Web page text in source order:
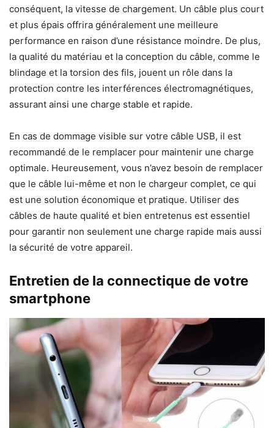
conséquent, la vitesse de chargement. Un câble plus court
et plus épais offrira généralement une meilleure
performance en raison d’une résistance moindre. De plus,
la qualité du matériau et la conception du câble, comme le
blindage et la torsion des fils, jouent un rôle dans la
protection contre les interférences électromagnétiques,
assurant ainsi une charge stable et rapide.
En cas de dommage visible sur votre câble USB, il est
recommandé de le remplacer pour maintenir une charge
optimale. Heureusement, vous n’avez besoin de remplacer
que le câble lui-même et non le chargeur complet, ce qui
est une solution économique et pratique. Utiliser des
câbles de haute qualité et bien entretenus est essentiel
pour garantir non seulement une charge rapide mais aussi
la sécurité de votre appareil.
Entretien de la connectique de votre
smartphone